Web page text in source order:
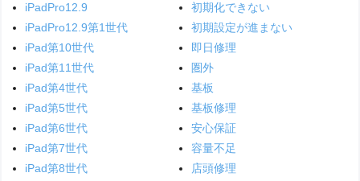
iPadPro12.9
iPadPro12.9第1世代
iPad第10世代
iPad第11世代
iPad第4世代
iPad第5世代
iPad第6世代
iPad第7世代
iPad第8世代
初期化できない
初期設定が進まない
即日修理
圏外
基板
基板修理
安心保証
容量不足
店頭修理